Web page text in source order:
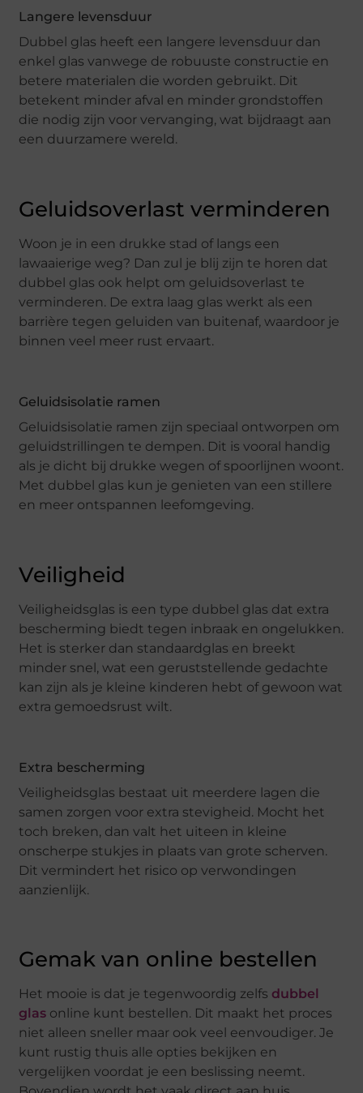
Langere levensduur
Dubbel glas heeft een langere levensduur dan
enkel glas vanwege de robuuste constructie en
betere materialen die worden gebruikt. Dit
betekent minder afval en minder grondstoffen
die nodig zijn voor vervanging, wat bijdraagt aan
een duurzamere wereld.
Geluidsoverlast verminderen
Woon je in een drukke stad of langs een
lawaaierige weg? Dan zul je blij zijn te horen dat
dubbel glas ook helpt om geluidsoverlast te
verminderen. De extra laag glas werkt als een
barrière tegen geluiden van buitenaf, waardoor je
binnen veel meer rust ervaart.
Geluidsisolatie ramen
Geluidsisolatie ramen zijn speciaal ontworpen om
geluidstrillingen te dempen. Dit is vooral handig
als je dicht bij drukke wegen of spoorlijnen woont.
Met dubbel glas kun je genieten van een stillere
en meer ontspannen leefomgeving.
Veiligheid
Veiligheidsglas is een type dubbel glas dat extra
bescherming biedt tegen inbraak en ongelukken.
Het is sterker dan standaardglas en breekt
minder snel, wat een geruststellende gedachte
kan zijn als je kleine kinderen hebt of gewoon wat
extra gemoedsrust wilt.
Extra bescherming
Veiligheidsglas bestaat uit meerdere lagen die
samen zorgen voor extra stevigheid. Mocht het
toch breken, dan valt het uiteen in kleine
onscherpe stukjes in plaats van grote scherven.
Dit vermindert het risico op verwondingen
aanzienlijk.
Gemak van online bestellen
Het mooie is dat je tegenwoordig zelfs dubbel
glas online kunt bestellen. Dit maakt het proces
niet alleen sneller maar ook veel eenvoudiger. Je
kunt rustig thuis alle opties bekijken en
vergelijken voordat je een beslissing neemt.